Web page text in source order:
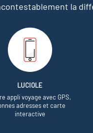
la
LUCIOLE
appli voyage avec GPS,
adresses et carte
interactive